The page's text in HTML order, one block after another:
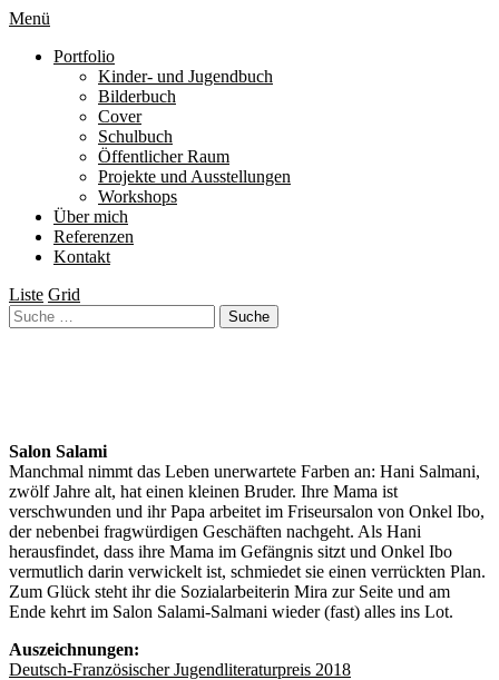
Menü
Portfolio
Kinder- und Jugendbuch
Bilderbuch
Cover
Schulbuch
Öffentlicher Raum
Projekte und Ausstellungen
Workshops
Über mich
Referenzen
Kontakt
Liste Grid
Salon Salami
Manchmal nimmt das Leben unerwartete Farben an: Hani Salmani,
zwölf Jahre alt, hat einen kleinen Bruder. Ihre Mama ist
verschwunden und ihr Papa arbeitet im Friseursalon von Onkel Ibo,
der nebenbei fragwürdigen Geschäften nachgeht. Als Hani
herausfindet, dass ihre Mama im Gefängnis sitzt und Onkel Ibo
vermutlich darin verwickelt ist, schmiedet sie einen verrückten Plan.
Zum Glück steht ihr die Sozialarbeiterin Mira zur Seite und am
Ende kehrt im Salon Salami-Salmani wieder (fast) alles ins Lot.
Auszeichnungen:
Deutsch-Französischer Jugendliteraturpreis 2018